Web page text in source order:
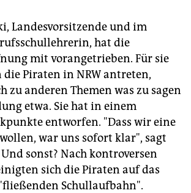
Landesvorsitzende und im
hat die
mit vorangetrieben. Für sie
Piraten in NRW antreten,
zu anderen Themen was zu sagen
etwa. Sie hat in einem
entworfen. "Dass wir eine
war uns sofort klar", sagt
sonst? Nach kontroversen
sich die Piraten auf das
Schullaufbahn".